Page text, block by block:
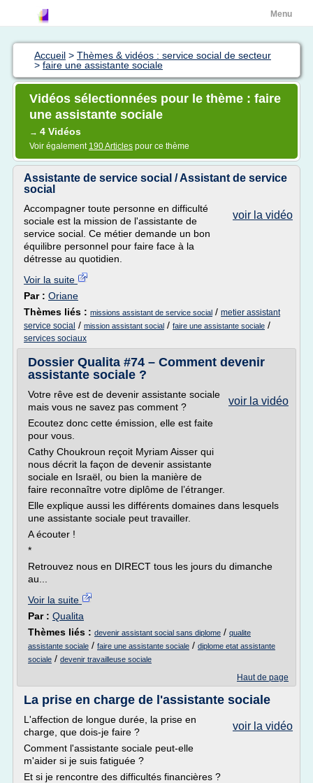
Menu
Accueil > Thèmes & vidéos : service social de secteur
> faire une assistante sociale
Vidéos sélectionnées pour le thème : faire
une assistante sociale
→ 4 Vidéos
Voir également 190 Articles pour ce thème
Assistante de service social / Assistant de service
social
voir la vidéo
Accompagner toute personne en difficulté
sociale est la mission de l'assistante de
service social. Ce métier demande un bon
équilibre personnel pour faire face à la
détresse au quotidien.
Voir la suite
Par : Oriane
Thèmes liés : missions assistant de service social / metier assistant
service social / mission assistant social / faire une assistante sociale /
services sociaux
Dossier Qualita #74 – Comment devenir
assistante sociale ?
voir la vidéo
Votre rêve est de devenir assistante sociale
mais vous ne savez pas comment ?
Ecoutez donc cette émission, elle est faite
pour vous.
Cathy Choukroun reçoit Myriam Aisser qui
nous décrit la façon de devenir assistante
sociale en Israël, ou bien la manière de
faire reconnaître votre diplôme de l’étranger.
Elle explique aussi les différents domaines dans lesquels
une assistante sociale peut travailler.
A écouter !
*
Retrouvez nous en DIRECT tous les jours du dimanche
au...
Voir la suite
Par : Qualita
Thèmes liés : devenir assistant social sans diplome / qualite
assistante sociale / faire une assistante sociale / diplome etat assistante
sociale / devenir travailleuse sociale
Haut de page
La prise en charge de l'assistante sociale
voir la vidéo
L'affection de longue durée, la prise en
charge, que dois-je faire ?
Comment l'assistante sociale peut-elle
m'aider si je suis fatiguée ?
Et si je rencontre des difficultés financières ?